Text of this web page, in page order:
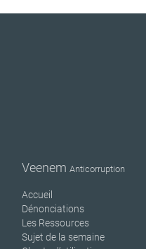
Veenem Anticorruption
Accueil
Dénonciations
Les Ressources
Sujet de la semaine